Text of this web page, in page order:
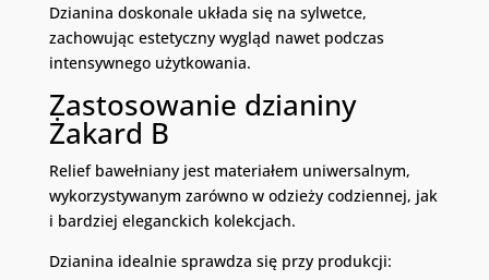
Dzianina doskonale układa się na sylwetce,
zachowując estetyczny wygląd nawet podczas
intensywnego użytkowania.
Zastosowanie dzianiny
Żakard B
Relief bawełniany jest materiałem uniwersalnym,
wykorzystywanym zarówno w odzieży codziennej, jak
i bardziej eleganckich kolekcjach.
Dzianina idealnie sprawdza się przy produkcji: